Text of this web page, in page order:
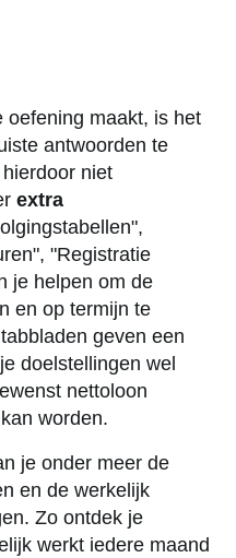
oefening maakt, is het
antwoorden te
niet
extra
"Registratie
je helpen om de
en op termijn te
geven een
doelstellingen wel
nettoloon
worden.
je onder meer de
en de werkelijk
Zo ontdek je
werkt iedere maand